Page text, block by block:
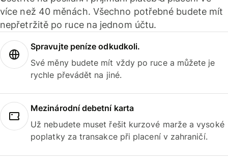
více než 40 měnách. Všechno potřebné budete mít
nepřetržitě po ruce na jednom účtu.
Spravujte peníze odkudkoli.
Své měny budete mít vždy po ruce a můžete je
rychle převádět na jiné.
Mezinárodní debetní karta
Už nebudete muset řešit kurzové marže a vysoké
poplatky za transakce při placení v zahraničí.